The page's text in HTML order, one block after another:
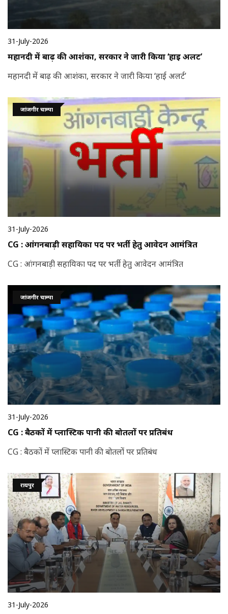
31-July-2026
महानदी में बाढ़ की आशंका, सरकार ने जारी किया ‘हाई अलर्ट’
महानदी में बाढ़ की आशंका, सरकार ने जारी किया ‘हाई अलर्ट’
जांजगीर चाम्पा
31-July-2026
CG : आंगनबाड़ी सहायिका पद पर भर्ती हेतु आवेदन आमंत्रित
CG : आंगनबाड़ी सहायिका पद पर भर्ती हेतु आवेदन आमंत्रित
जांजगीर चाम्पा
31-July-2026
CG : बैठकों में प्लास्टिक पानी की बोतलों पर प्रतिबंध
CG : बैठकों में प्लास्टिक पानी की बोतलों पर प्रतिबंध
रायपुर
31-July-2026